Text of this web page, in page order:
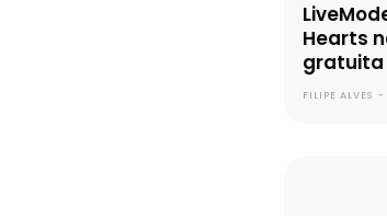
Hearts
gratuita
FILIPE ALVES -